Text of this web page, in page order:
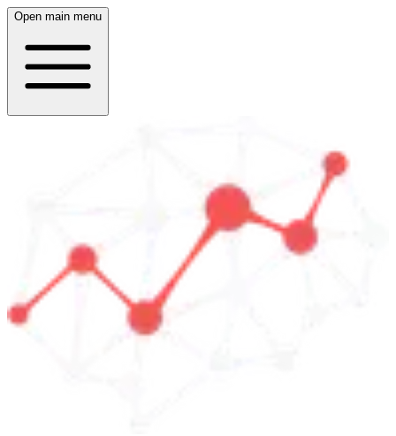
Open main menu